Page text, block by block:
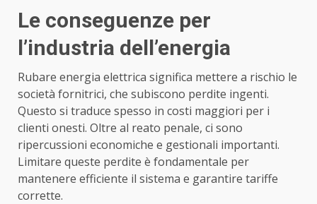
Le conseguenze per
l’industria dell’energia
Rubare energia elettrica significa mettere a rischio le
società fornitrici, che subiscono perdite ingenti.
Questo si traduce spesso in costi maggiori per i
clienti onesti. Oltre al reato penale, ci sono
ripercussioni economiche e gestionali importanti.
Limitare queste perdite è fondamentale per
mantenere efficiente il sistema e garantire tariffe
corrette.